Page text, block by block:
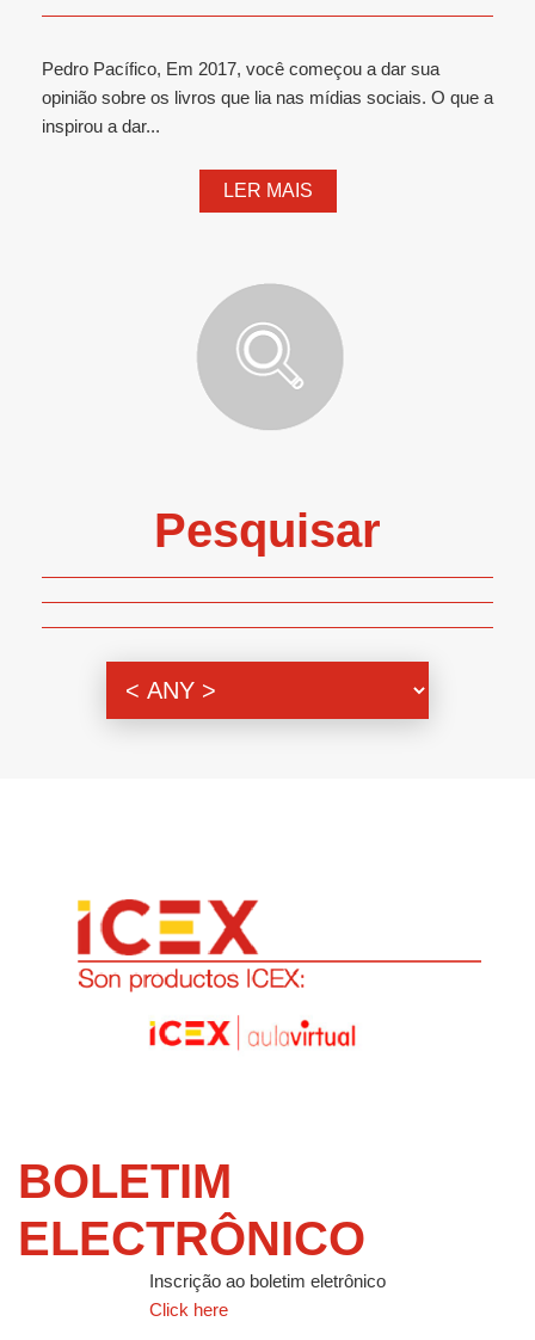
Pedro Pacífico, Em 2017, você começou a dar sua
opinião sobre os livros que lia nas mídias sociais. O que a
inspirou a dar...
LER MAIS
Pesquisar
BOLETIM
ELECTRÔNICO
Inscrição ao boletim eletrônico
Click here